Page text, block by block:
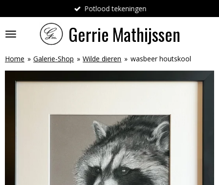
direct
naar
de
Gerrie Mathijssen
Potlood tekeningen
Home » Galerie-Shop » Wilde dieren » wasbeer houtskool